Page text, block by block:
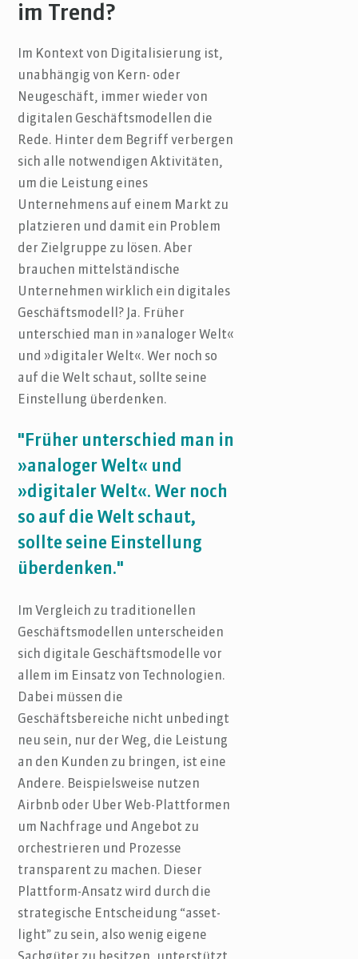
im Trend?
Im Kontext von Digitalisierung ist,
unabhängig von Kern- oder
Neugeschäft, immer wieder von
digitalen Geschäftsmodellen die
Rede. Hinter dem Begriff verbergen
sich alle notwendigen Aktivitäten,
um die Leistung eines
Unternehmens auf einem Markt zu
platzieren und damit ein Problem
der Zielgruppe zu lösen. Aber
brauchen mittelständische
Unternehmen wirklich ein digitales
Geschäftsmodell? Ja. Früher
unterschied man in »analoger Welt«
und »digitaler Welt«. Wer noch so
auf die Welt schaut, sollte seine
Einstellung überdenken.
"Früher unterschied man in
»analoger Welt« und
»digitaler Welt«. Wer noch
so auf die Welt schaut,
sollte seine Einstellung
überdenken."
Im Vergleich zu traditionellen
Geschäftsmodellen unterscheiden
sich digitale Geschäftsmodelle vor
allem im Einsatz von Technologien.
Dabei müssen die
Geschäftsbereiche nicht unbedingt
neu sein, nur der Weg, die Leistung
an den Kunden zu bringen, ist eine
Andere. Beispielsweise nutzen
Airbnb oder Uber Web-Plattformen
um Nachfrage und Angebot zu
orchestrieren und Prozesse
transparent zu machen. Dieser
Plattform-Ansatz wird durch die
strategische Entscheidung “asset-
light” zu sein, also wenig eigene